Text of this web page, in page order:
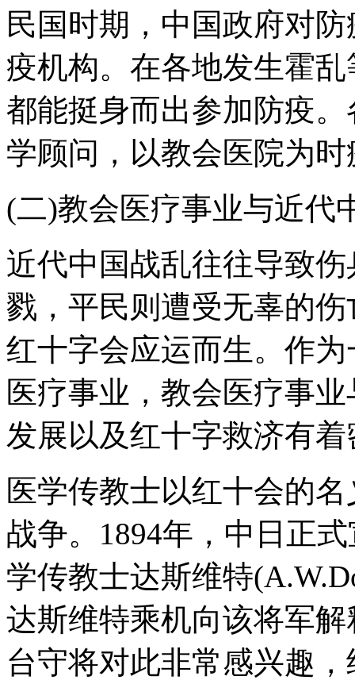
民国时期，中国政府对
疫机构。在各地发生霍
都能挺身而出参加防疫
学顾问，以教会医院为
(二)教会医疗事业与近代
近代中国战乱往往导致
戮，平民则遭受无辜的
红十字会应运而生。作
医疗事业，教会医疗事
发展以及红十字救济有
医学传教士以红十会的
战争。1894年，中日正
学传教士达斯维特
达斯维特乘机向该将军
台守将对此非常感兴趣